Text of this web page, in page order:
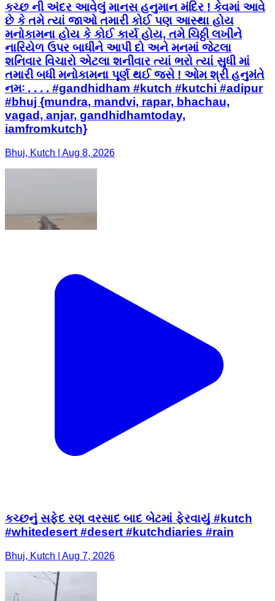
કચ્છ ની અંદર આવેલું માનસ હનુમાન મંદિર ! કેવમાં આવે
છે કે તમે ત્યાં જાઓ તમારી કોઈ પણ આસ્થા હોય
મનોકામના હોય કે કોઈ કાર્ય હોય, તમે ચિઠ્ઠી લખીને
નારિયેળ ઉપર બાધીને આપી દો અને મનમાં જેટલા
શનિવાર વિચારો એટલા શનીવાર ત્યાં ભરો ત્યાં સુધી માં
તમારી બધી મનોકામના પૂર્ણ થઈ જસે ! ઓમ શ્રી હનુમંતે
નમઃ . . . . #gandhidham #kutch #kutchi #adipur
#bhuj {mundra, mandvi, rapar, bhachau,
vagad, anjar, gandhidhamtoday,
iamfromkutch}
Bhuj, Kutch | Aug 8, 2026
કચ્છનું સફેદ રણ વરસાદ બાદ બેટમાં ફેરવાયું #kutch
#whitedesert #desert #kutchdiaries #rain
Bhuj, Kutch | Aug 7, 2026